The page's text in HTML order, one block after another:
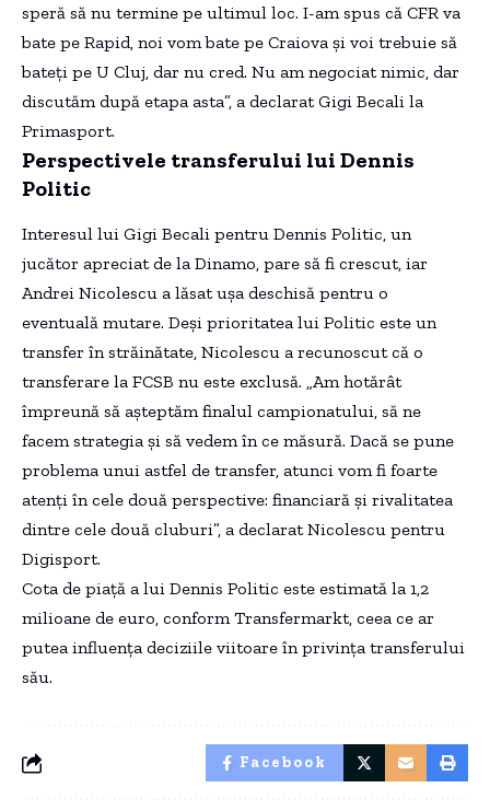
speră să nu termine pe ultimul loc. I-am spus că CFR va
bate pe Rapid, noi vom bate pe Craiova și voi trebuie să
bateți pe U Cluj, dar nu cred. Nu am negociat nimic, dar
discutăm după etapa asta”, a declarat Gigi Becali la
Primasport.
Perspectivele transferului lui Dennis
Politic
Interesul lui Gigi Becali pentru Dennis Politic, un
jucător apreciat de la Dinamo, pare să fi crescut, iar
Andrei Nicolescu a lăsat ușa deschisă pentru o
eventuală mutare. Deși prioritatea lui Politic este un
transfer în străinătate, Nicolescu a recunoscut că o
transferare la FCSB nu este exclusă. „Am hotărât
împreună să așteptăm finalul campionatului, să ne
facem strategia și să vedem în ce măsură. Dacă se pune
problema unui astfel de transfer, atunci vom fi foarte
atenți în cele două perspective: financiară și rivalitatea
dintre cele două cluburi”, a declarat Nicolescu pentru
Digisport.
Cota de piață a lui Dennis Politic este estimată la 1,2
milioane de euro, conform Transfermarkt, ceea ce ar
putea influența deciziile viitoare în privința transferului
său.
Facebook